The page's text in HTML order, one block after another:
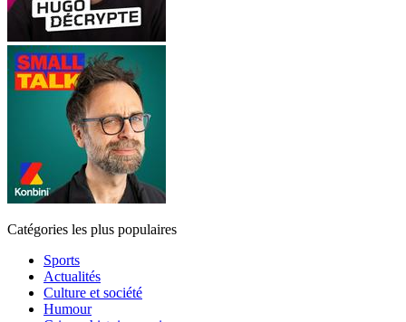
Catégories les plus populaires
Sports
Actualités
Culture et société
Humour